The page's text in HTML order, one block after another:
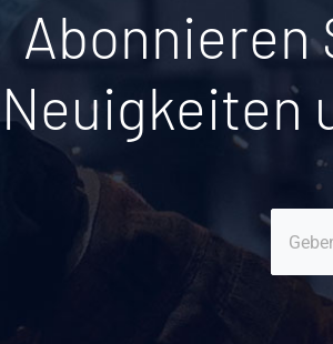
Abonnieren
Neuigkeiten